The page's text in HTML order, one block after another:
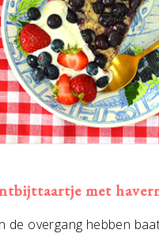
met
de overgang hebben